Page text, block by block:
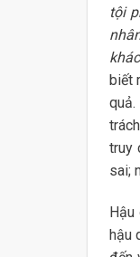
tội
biết
truy
sai;
Hậu
hậu